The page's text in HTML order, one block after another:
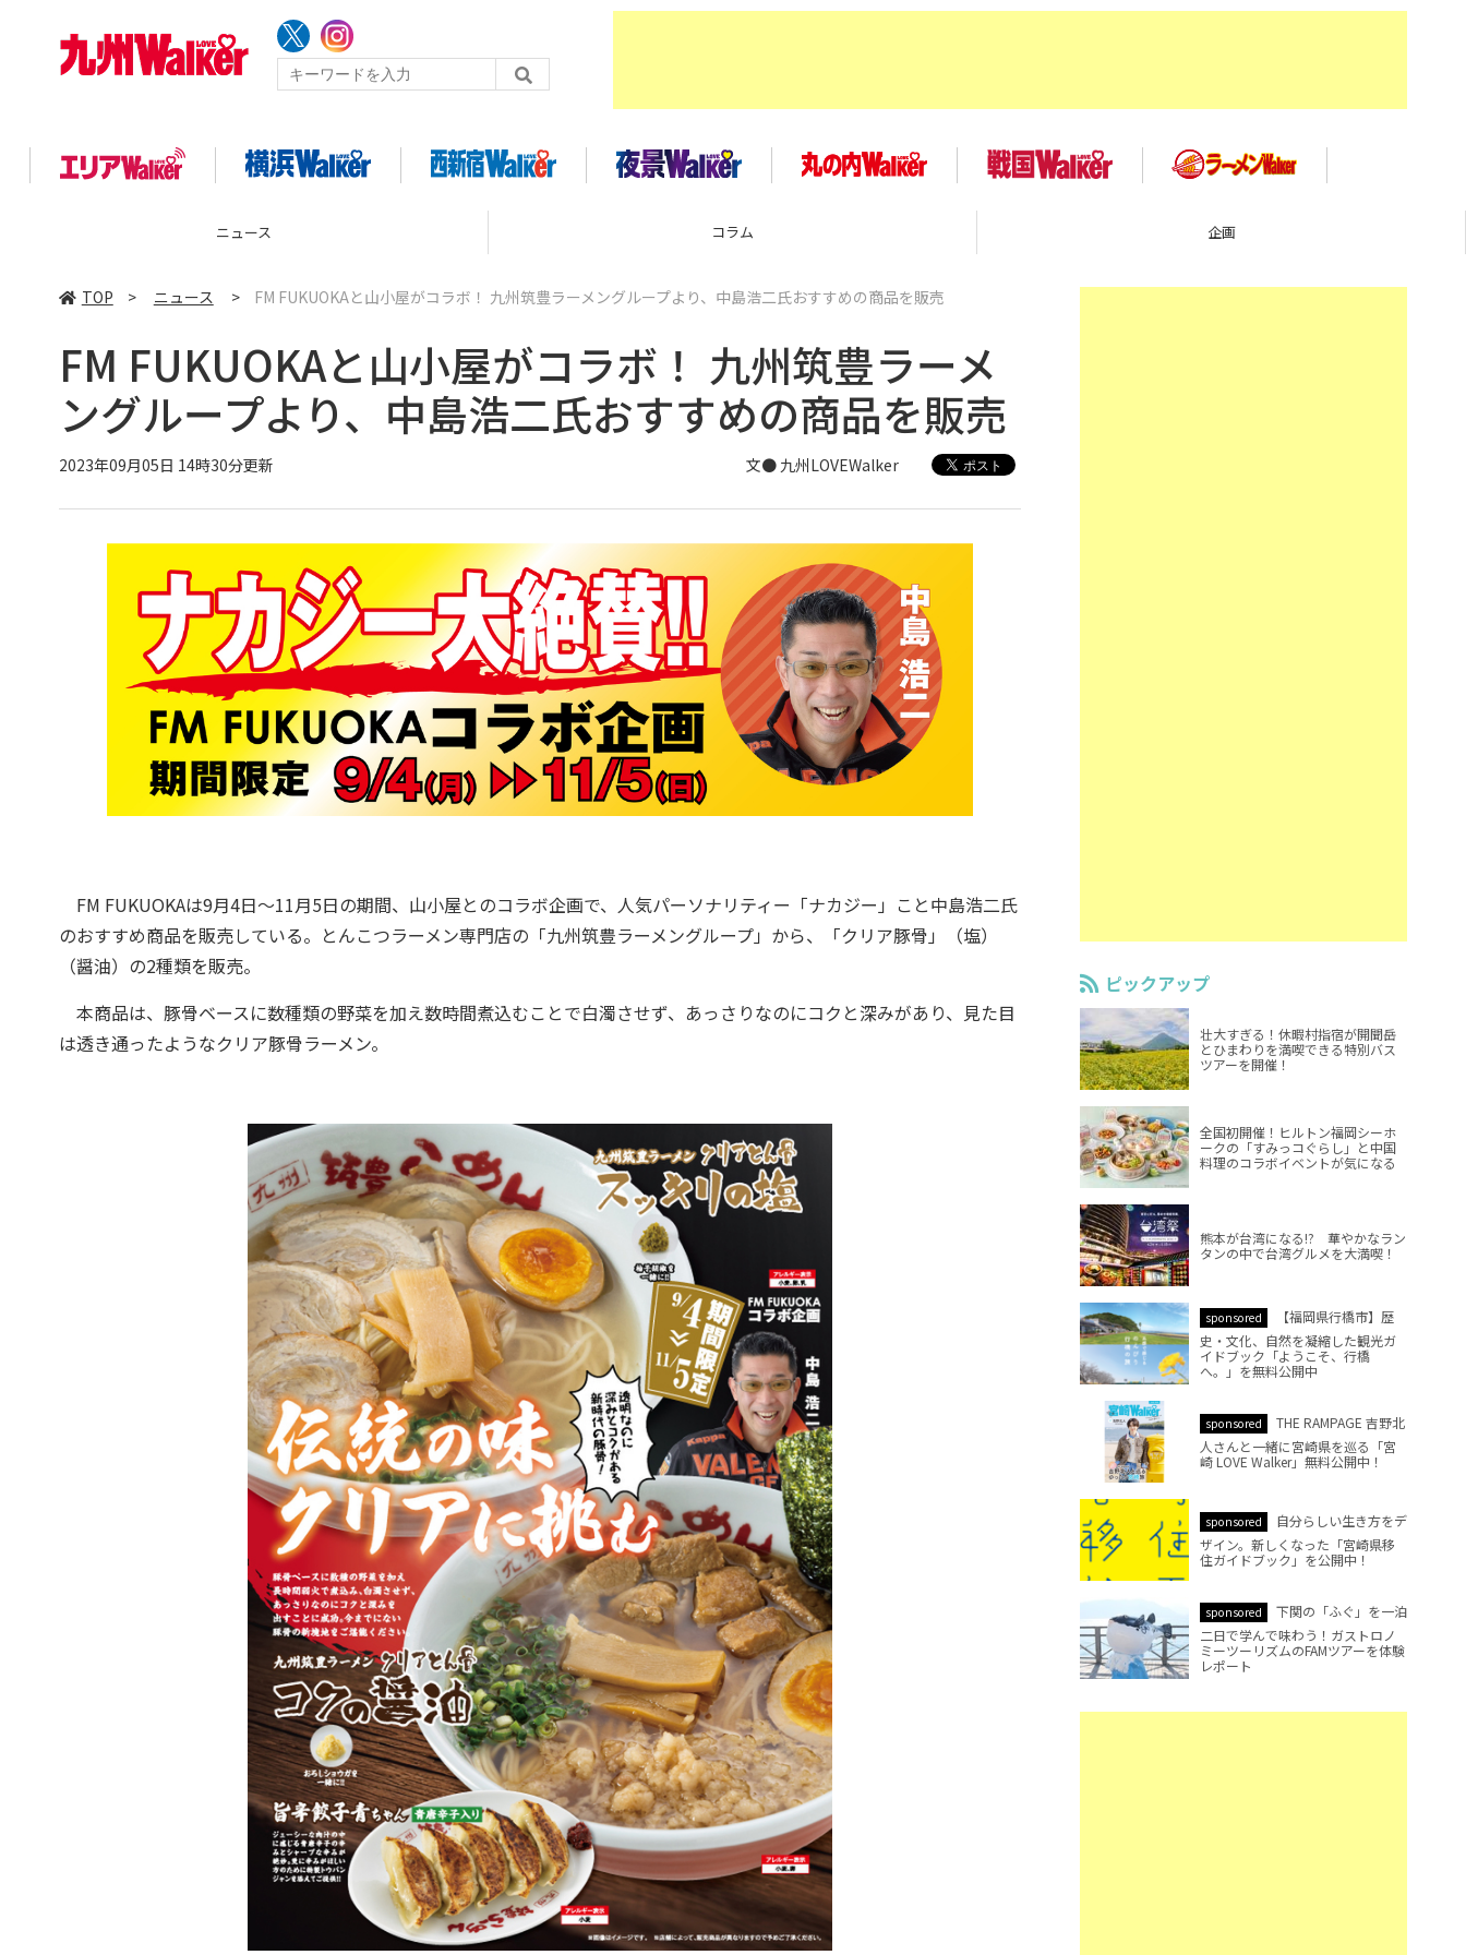
TOP > ニュース > FM FUKUOKAと山小屋がコラボ！ 九州筑豊ラーメングループより、中島浩二氏おすすめの商品を販売
FM FUKUOKAと山小屋がコラボ！ 九州筑豊ラーメ
ングループより、中島浩二氏おすすめの商品を販売
2023年09月05日 14時30分更新 文● 九州LOVEWalker
FM FUKUOKAは9月4日～11月5日の期間、山小屋とのコラボ企画で、人気パーソナリティー「ナカジー」こと中島浩二氏
のおすすめ商品を販売している。とんこつラーメン専門店の「九州筑豊ラーメングループ」から、「クリア豚骨」（塩）
（醤油）の2種類を販売。
本商品は、豚骨ベースに数種類の野菜を加え数時間煮込むことで白濁させず、あっさりなのにコクと深みがあり、見た目
は透き通ったようなクリア豚骨ラーメン。
ピックアップ
壮大すぎる！休暇村指宿が開聞岳
とひまわりを満喫できる特別バス
ツアーを開催！
全国初開催！ヒルトン福岡シーホ
ークの「すみっコぐらし」と中国
料理のコラボイベントが気になる
熊本が台湾になる!? 華やかなラン
タンの中で台湾グルメを大満喫！
sponsored
【福岡県行橋市】歴
史・文化、自然を凝縮した観光ガ
イドブック「ようこそ、行橋
へ。」を無料公開中
sponsored
THE RAMPAGE 吉野北
人さんと一緒に宮崎県を巡る「宮
崎 LOVE Walker」無料公開中！
sponsored
自分らしい生き方をデ
ザイン。新しくなった「宮崎県移
住ガイドブック」を公開中！
sponsored
下関の「ふぐ」を一泊
二日で学んで味わう！ガストロノ
ミーツーリズムのFAMツアーを体験
レポート